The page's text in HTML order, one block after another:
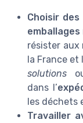
Choisir
résister aux
la France et
solutions
dans l’
les déchets
Travailler